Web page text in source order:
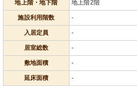
地上階・地下階 地上階2階
施設利用階数 -
入居定員 -
居室総数 -
敷地面積 -
延床面積 -